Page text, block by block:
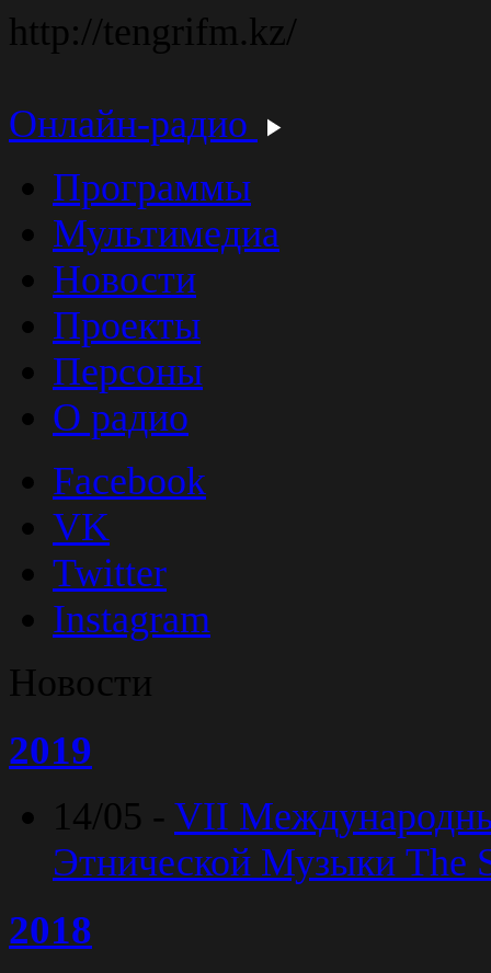
http://tengrifm.kz/
Онлайн-радио
Программы
Мультимедиа
Новости
Проекты
Персоны
О радио
Facebook
VK
Twitter
Instagram
Новости
2019
14/05 - VII
Этнической Музыки The
2018